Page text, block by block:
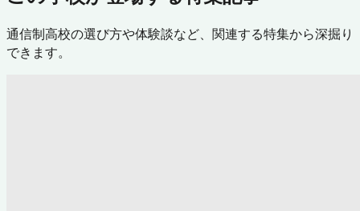
通信制高校の選び方や体験談など、関連する特集から深掘り
できます。